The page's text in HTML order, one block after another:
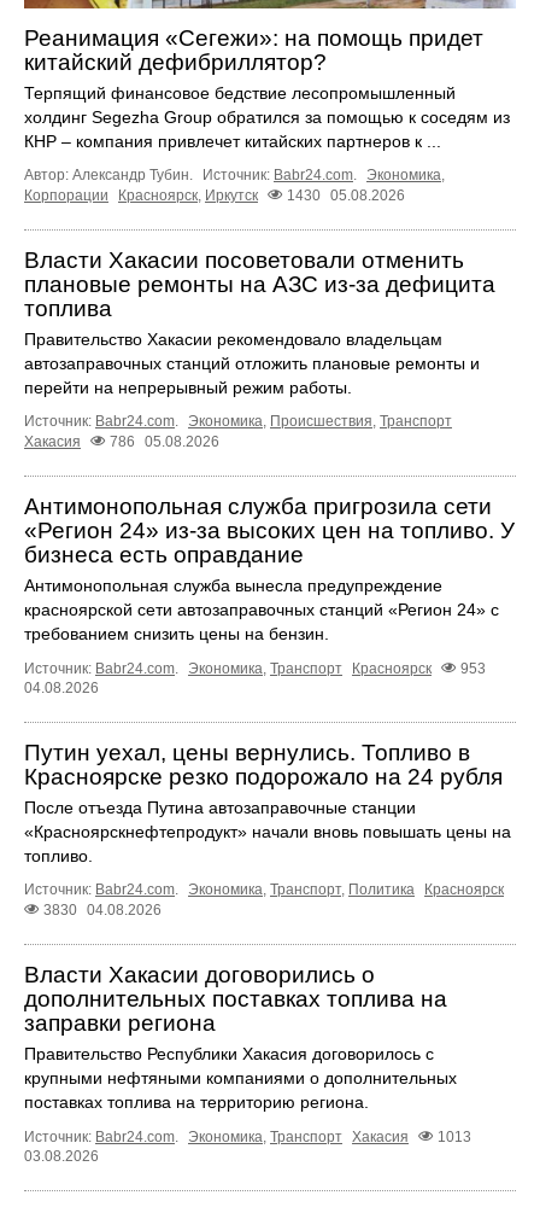
Реанимация «Сегежи»: на помощь придет
китайский дефибриллятор?
Терпящий финансовое бедствие лесопромышленный
холдинг Segezha Group обратился за помощью к соседям из
КНР – компания привлечет китайских партнеров к ...
Автор: Александр Тубин. Источник: Babr24.com Экономика
Корпорации
Красноярск Иркутск 1430 05.08.2026
Власти Хакасии посоветовали отменить
плановые ремонты на АЗС из-за дефицита
топлива
Правительство Хакасии рекомендовало владельцам
автозаправочных станций отложить плановые ремонты и
перейти на непрерывный режим работы.
Источник: Babr24.com Экономика Происшествия Транспорт
Хакасия
786 05.08.2026
Антимонопольная служба пригрозила сети
«Регион 24» из-за высоких цен на топливо. У
бизнеса есть оправдание
Антимонопольная служба вынесла предупреждение
красноярской сети автозаправочных станций «Регион 24» с
требованием снизить цены на бензин.
Источник: Babr24.com. Экономика, Транспорт Красноярск
953
04.08.2026
Путин уехал, цены вернулись. Топливо в
Красноярске резко подорожало на 24 рубля
После отъезда Путина автозаправочные станции
«Красноярскнефтепродукт» начали вновь повышать цены на
топливо.
Источник: Babr24.com. Экономика, Транспорт, Политика
Красноярск
3830 04.08.2026
Власти Хакасии договорились о
дополнительных поставках топлива на
заправки региона
Правительство Республики Хакасия договорилось с
крупными нефтяными компаниями о дополнительных
поставках топлива на территорию региона.
Источник: Babr24.com. Экономика, Транспорт Хакасия
1013
03.08.2026